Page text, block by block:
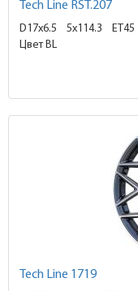
Tech Line RST.207
D17x6.5 5x114.3 ET45
Цвет BL
Tech Line 1719